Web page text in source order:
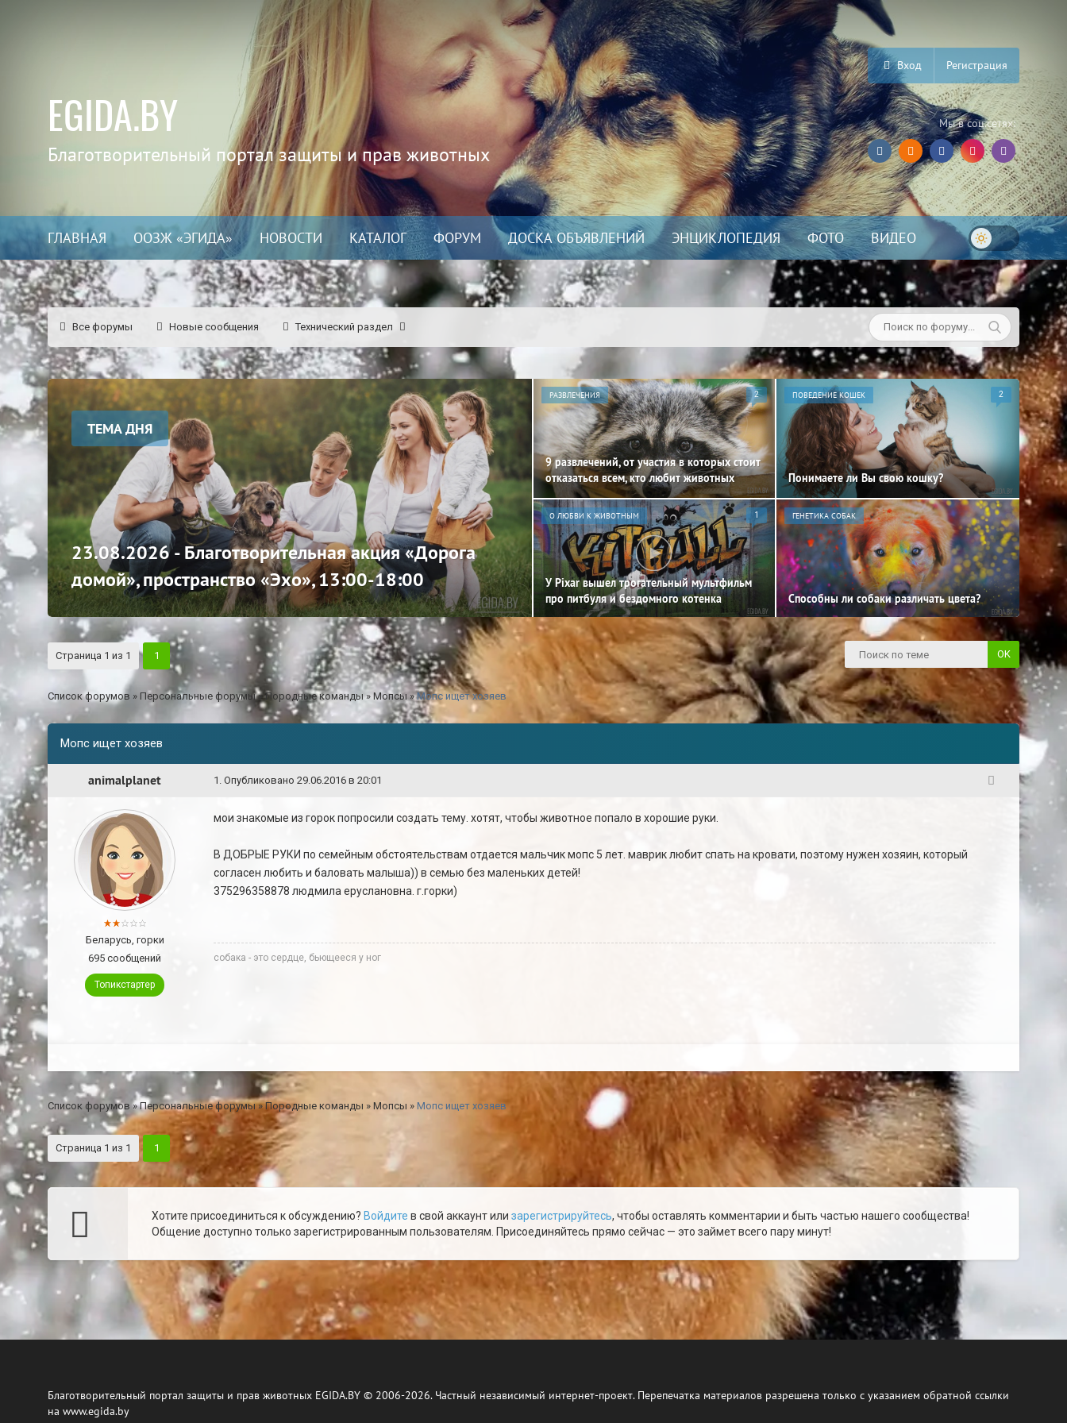
EGIDA.BY
Благотворительный портал защиты и прав животных
Вход Регистрация
Мы в соц.сетях:
ГЛАВНАЯ ООЗЖ «ЭГИДА» НОВОСТИ КАТАЛОГ ФОРУМ ДОСКА ОБЪЯВЛЕНИЙ ЭНЦИКЛОПЕДИЯ ФОТО ВИДЕО
Все форумы Новые сообщения Технический раздел
ТЕМА ДНЯ
23.08.2026 - Благотворительная акция «Дорога
домой», пространство «Эхо», 13:00-18:00
РАЗВЛЕЧЕНИЯ 2
9 развлечений, от участия в которых стоит
отказаться всем, кто любит животных
ПОВЕДЕНИЕ КОШЕК 2
Понимаете ли Вы свою кошку?
О ЛЮБВИ К ЖИВОТНЫМ 1
У Pixar вышел трогательный мультфильм
про питбуля и бездомного котенка
ГЕНЕТИКА СОБАК
Способны ли собаки различать цвета?
Страница 1 из 1 1
Список форумов » Персональные форумы » Породные команды » Мопсы » Мопс ищет хозяев
Мопс ищет хозяев
animalplanet 1 . Опубликовано 29.06.2016 в 20:01
Беларусь, горки
695 сообщений
Топикстартер
мои знакомые из горок попросили создать тему. хотят, чтобы животное попало в хорошие руки.
В ДОБРЫЕ РУКИ по семейным обстоятельствам отдается мальчик мопс 5 лет. маврик любит спать на кровати, поэтому нужен хозяин, который
согласен любить и баловать малыша)) в семью без маленьких детей!
375296358878 людмила еруслановна. г.горки)
собака - это сердце, бьющееся у ног
Список форумов » Персональные форумы » Породные команды » Мопсы » Мопс ищет хозяев
Страница 1 из 1 1
Хотите присоединиться к обсуждению? Войдите в свой аккаунт или зарегистрируйтесь, чтобы оставлять комментарии и быть частью нашего сообщества!
Общение доступно только зарегистрированным пользователям. Присоединяйтесь прямо сейчас — это займет всего пару минут!
Благотворительный портал защиты и прав животных EGIDA.BY © 2006-2026. Частный независимый интернет-проект. Перепечатка материалов разрешена только с указанием обратной ссылки
на www.egida.by